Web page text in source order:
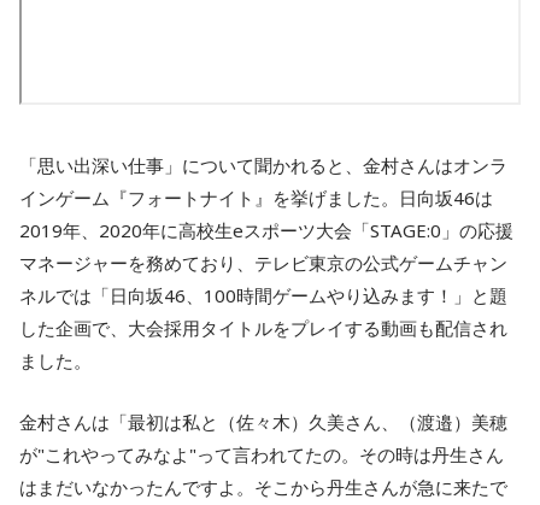
「思い出深い仕事」について聞かれると、金村さんはオンラ
インゲーム『フォートナイト』を挙げました。日向坂46は
2019年、2020年に高校生eスポーツ大会「STAGE:0」の応援
マネージャーを務めており、テレビ東京の公式ゲームチャン
ネルでは「日向坂46、100時間ゲームやり込みます！」と題
した企画で、大会採用タイトルをプレイする動画も配信され
ました。
金村さんは「最初は私と（佐々木）久美さん、（渡邉）美穂
が"これやってみなよ"って言われてたの。その時は丹生さん
はまだいなかったんですよ。そこから丹生さんが急に来たで